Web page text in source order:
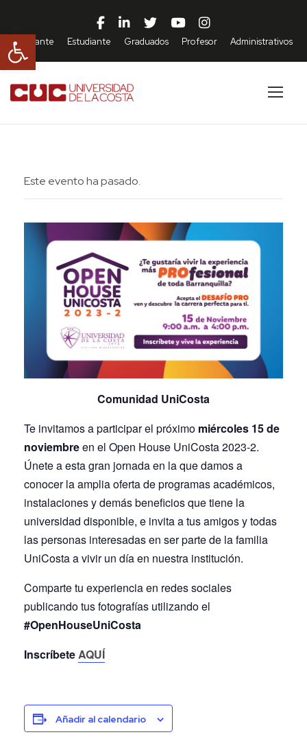
Abrir barra de herramientas
Aspirante Estudiante Graduados Profesor Administrativos
Este evento ha pasado.
Comunidad UniCosta
Te invitamos a participar el próximo miércoles 15 de
noviembreen el Open House UniCosta 2023-2.
Únete a esta gran jornada en la que damos a
conocer la amplia oferta de programas académicos,
instalaciones y demás beneficios que tiene la
universidad disponible, e invita a tus amigos y todas
las personas interesadas en ser parte de la familia
UniCosta a vivir un día en nuestra institución.
Comparte tu experiencia en redes sociales
publicando tus fotografías utilizando el
#OpenHouseUniCosta
InscríbeteAQUÍ
Añadir al calendario